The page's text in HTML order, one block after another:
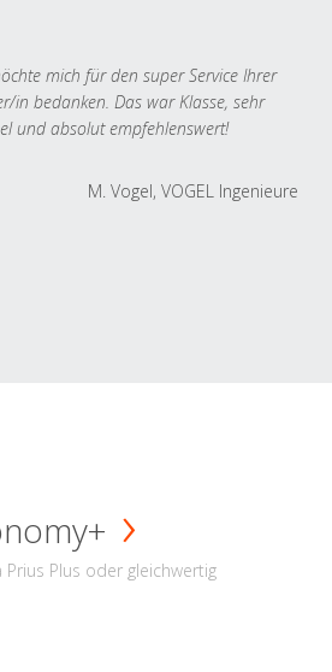
mich für den super Service Ihrer
in bedanken. Das war Klasse, sehr
und absolut empfehlenswert!
M. Vogel, VOGEL Ingenieure
Prius Plus oder gleichwertig